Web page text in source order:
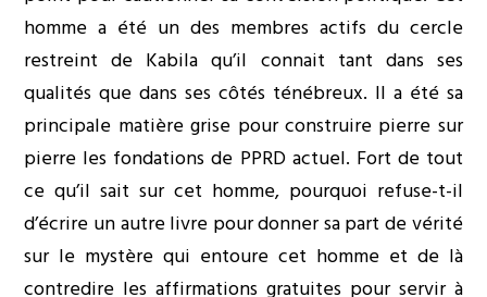
homme a été un des membres actifs du cercle
restreint de Kabila qu’il connait tant dans ses
qualités que dans ses côtés ténébreux. Il a été sa
principale matière grise pour construire pierre sur
pierre les fondations de PPRD actuel. Fort de tout
ce qu’il sait sur cet homme, pourquoi refuse-t-il
d’écrire un autre livre pour donner sa part de vérité
sur le mystère qui entoure cet homme et de là
contredire les affirmations gratuites pour servir à